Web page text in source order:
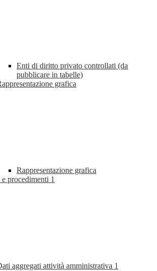
Enti di diritto privato controllati (da
pubblicare in tabelle)
grafica
Rappresentazione grafica
procedimenti 1
aggregati attività amministrativa 1